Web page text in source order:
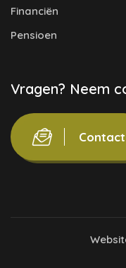
Financiën
Pensioen
Vragen? Neem
Contact